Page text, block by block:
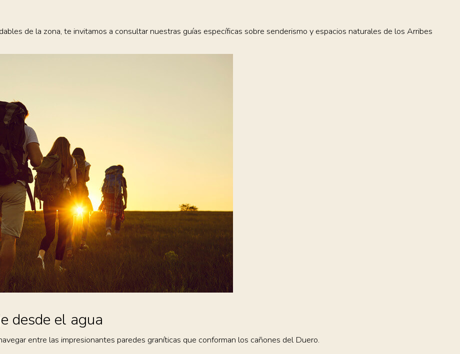
de la zona, te invitamos a consultar nuestras guías específicas sobre senderismo y espacios naturales de los Arribes
desde el agua
entre las impresionantes paredes graníticas que conforman los cañones del Duero.